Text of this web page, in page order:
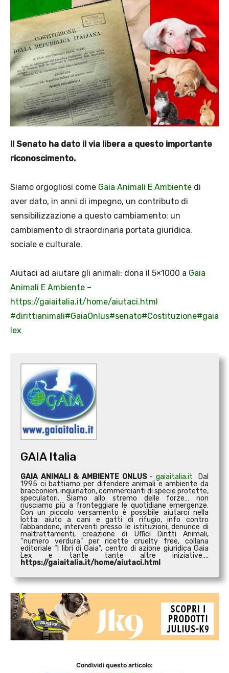
Il Senato ha dato il via libera a questo importante
riconoscimento.
Siamo orgogliosi come Gaia Animali E Ambiente di
aver dato, in anni di impegno, un contributo di
sensibilizzazione a questo cambiamento: un
cambiamento di straordinaria portata giuridica,
sociale e culturale.
Aiutaci ad aiutare gli animali: dona il 5×1000 a Gaia
Animali E Ambiente –
https://gaiaitalia.it/home/aiutaci.html
#dirittianimali#GaiaOnlus#senato#Costituzione#gaia
lex
GAIA Italia
GAIA ANIMALI & AMBIENTE ONLUS- gaiaitalia.it Dal
1995 ci battiamo per difendere animali e ambiente da
bracconieri, inquinatori, commercianti di specie protette,
speculatori. Siamo allo stremo delle forze… non
riusciamo più a fronteggiare le quotidiane emergenze.
Con un piccolo versamento è possibile aiutarci nella
lotta: aiuto a cani e gatti di rifugio, info contro
l’abbandono, interventi presso le istituzioni, denunce di
maltrattamenti, creazione di Uffici Diritti Animali,
“numero verdura” per ricette cruelty free, collana
editoriale “I libri di Gaia”, centro di azione giuridica Gaia
Lex e tante tante altre iniziative….
https://gaiaitalia.it/home/aiutaci.html
Condividi questo articolo: